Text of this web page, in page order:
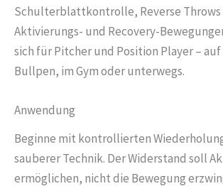
Schulterblattkontrolle, Reverse Throws
Aktivierungs- und Recovery-
sich für Pitcher und Position Player –
Bullpen, im Gym oder unterwegs.
Anwendung
Beginne mit kontrollierten
sauberer Technik. Der Widerstand soll
ermöglichen, nicht die Bewegung